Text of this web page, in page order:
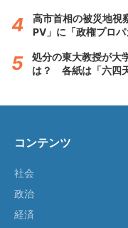
高市首相の被災地
PV」に「政権プロ
処分の東大教授が大
は？ 各紙は「六四
コンテンツ
社会
政治
経済